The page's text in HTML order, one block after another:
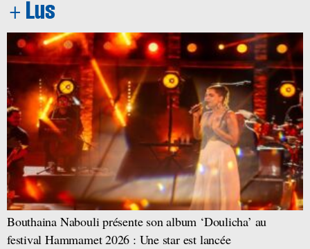
Bouthaina Nabouli présente son album ‘Doulicha’ au
festival Hammamet 2026 : Une star est lancée